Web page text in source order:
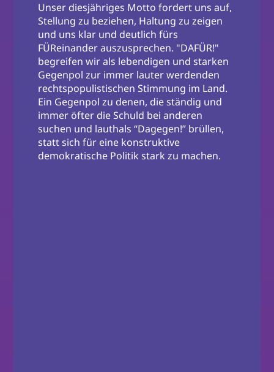
Unser diesjähriges Motto fordert uns auf,
Stellung zu beziehen, Haltung zu zeigen
und uns klar und deutlich fürs
FÜReinander auszusprechen. "DAFÜR!"
begreifen wir als lebendigen und starken
Gegenpol zur immer lauter werdenden
rechtspopulistischen Stimmung im Land.
Ein Gegenpol zu denen, die ständig und
immer öfter die Schuld bei anderen
suchen und lauthals “Dagegen!” brüllen,
statt sich für eine konstruktive
demokratische Politik stark zu machen.